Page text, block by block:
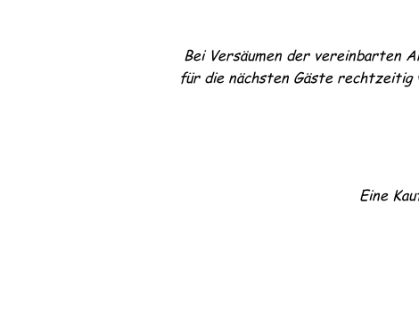
Bei Versäumen der vereinbarten
für die nächsten Gäste rechtzeitig
Eine